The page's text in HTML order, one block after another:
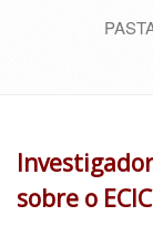
sobre o ECIC